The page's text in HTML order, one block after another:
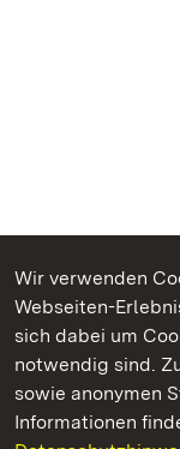
Wir verwenden
Webseiten-
sich dabei um
notwendig sind.
sowie anonymen
Informationen
Kommen.